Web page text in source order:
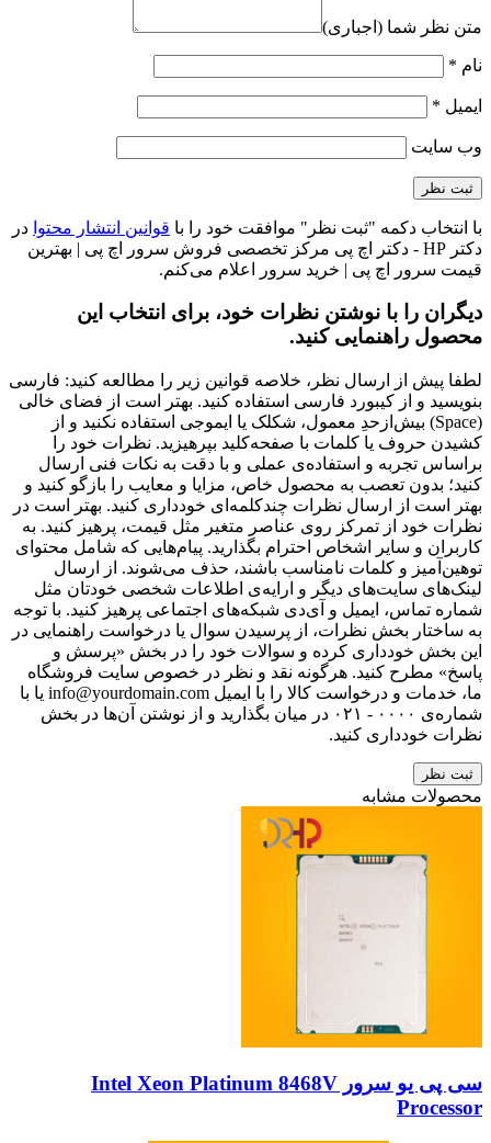
متن نظر شما (اجباری)
نام *
ایمیل *
وب‌ سایت
با انتخاب دکمه "ثبت نظر" موافقت خود را با قوانین انتشار محتوا در
دکتر HP - دکتر اچ پی مرکز تخصصی فروش سرور اچ پی | بهترین
قیمت سرور اچ پی | خرید سرور اعلام می‌کنم.
دیگران را با نوشتن نظرات خود، برای انتخاب این
محصول راهنمایی کنید.
لطفا پیش از ارسال نظر، خلاصه قوانین زیر را مطالعه کنید: فارسی
بنویسید و از کیبورد فارسی استفاده کنید. بهتر است از فضای خالی
(Space) بیش‌از‌حدِ معمول، شکلک یا ایموجی استفاده نکنید و از
کشیدن حروف یا کلمات با صفحه‌کلید بپرهیزید. نظرات خود را
براساس تجربه و استفاده‌ی عملی و با دقت به نکات فنی ارسال
کنید؛ بدون تعصب به محصول خاص، مزایا و معایب را بازگو کنید و
بهتر است از ارسال نظرات چندکلمه‌‌ای خودداری کنید. بهتر است در
نظرات خود از تمرکز روی عناصر متغیر مثل قیمت، پرهیز کنید. به
کاربران و سایر اشخاص احترام بگذارید. پیام‌هایی که شامل محتوای
توهین‌آمیز و کلمات نامناسب باشند، حذف می‌شوند. از ارسال
لینک‌های سایت‌های دیگر و ارایه‌ی اطلاعات شخصی خودتان مثل
شماره تماس، ایمیل و آی‌دی شبکه‌های اجتماعی پرهیز کنید. با توجه
به ساختار بخش نظرات، از پرسیدن سوال یا درخواست راهنمایی در
این بخش خودداری کرده و سوالات خود را در بخش «پرسش و
پاسخ» مطرح کنید. هرگونه نقد و نظر در خصوص سایت فروشگاه
ما، خدمات و درخواست کالا را با ایمیل info@yourdomain.com یا با
شماره‌ی ۰۰۰۰ - ۰۲۱ در میان بگذارید و از نوشتن آن‌ها در بخش
نظرات خودداری کنید.
ثبت نظر
محصولات مشابه
سی پی یو سرور Intel Xeon Platinum 8468V
Processor